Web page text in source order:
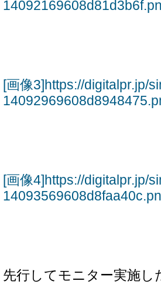
[画像3]https://digitalpr.jp/
[画像4]https://digitalpr.jp/
先行してモニター実施し